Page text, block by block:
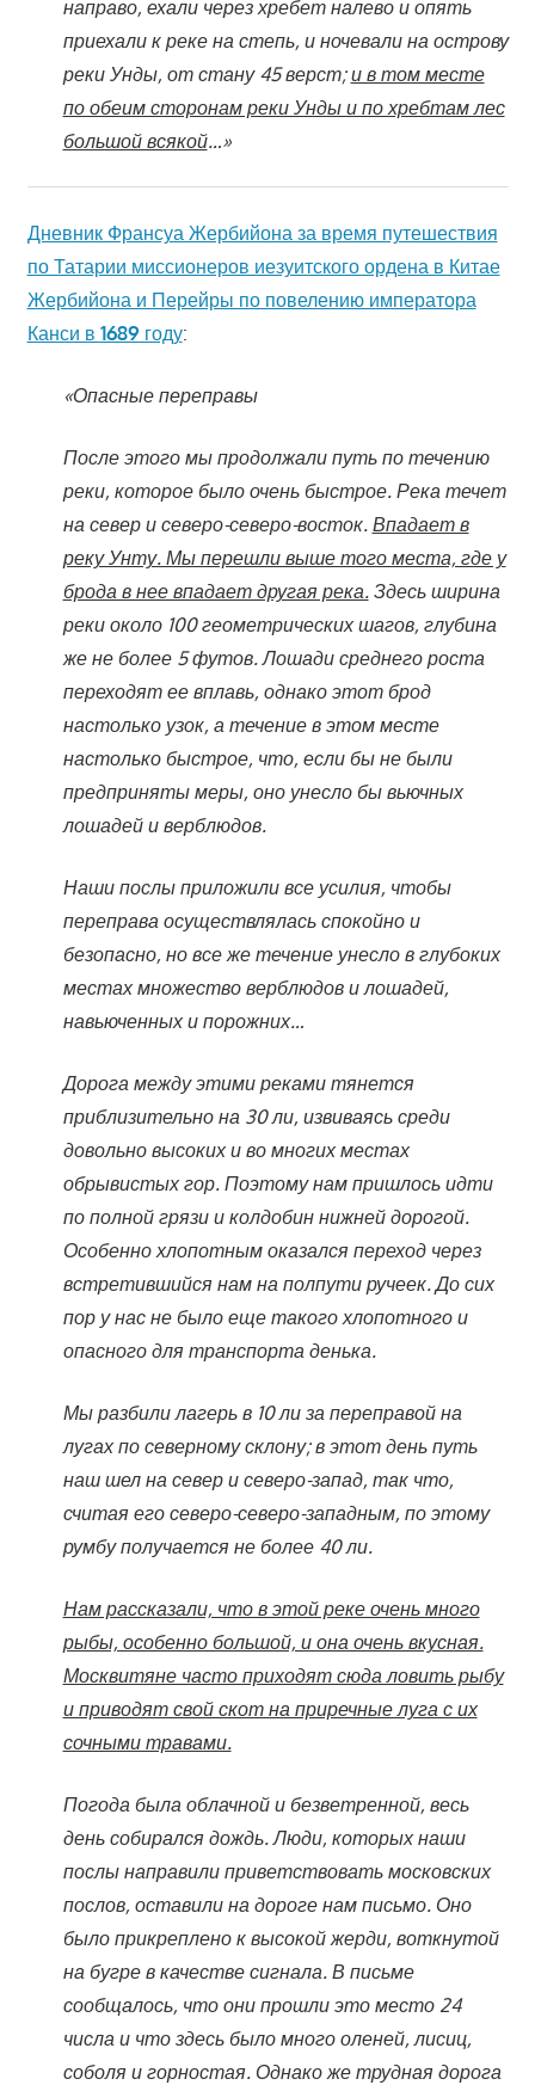
направо, ехали через хребет налево и опять
приехали к реке на степь, и ночевали на острову
реки Унды, от стану 45 верст;и в том месте
по обеим сторонам реки Унды и по хребтам лес
большой всякой…»
Дневник Франсуа Жербийона за время путешествия
по Татарии миссионеров иезуитского ордена в Китае
Жербийона и Перейры по повелению императора
Канси в 1689 году:
«Опасные переправы
После этого мы продолжали путь по течению
реки, которое было очень быстрое. Река течет
на север и северо-северо-восток. Впадает в
реку Унту. Мы перешли выше того места, где у
брода в нее впадает другая река.Здесь ширина
реки около 100 геометрических шагов, глубина
же не более 5 футов. Лошади среднего роста
переходят ее вплавь, однако этот брод
настолько узок, а течение в этом месте
настолько быстрое, что, если бы не были
предприняты меры, оно унесло бы вьючных
лошадей и верблюдов.
Наши послы приложили все усилия, чтобы
переправа осуществлялась спокойно и
безопасно, но все же течение унесло в глубоких
местах множество верблюдов и лошадей,
навьюченных и порожних…
Дорога между этими реками тянется
приблизительно на 30 ли, извиваясь среди
довольно высоких и во многих местах
обрывистых гор. Поэтому нам пришлось идти
по полной грязи и колдобин нижней дорогой.
Особенно хлопотным оказался переход через
встретившийся нам на полпути ручеек. До сих
пор у нас не было еще такого хлопотного и
опасного для транспорта денька.
Мы разбили лагерь в 10 ли за переправой на
лугах по северному склону; в этот день путь
наш шел на север и северо-запад, так что,
считая его северо-северо-западным, по этому
румбу получается не более 40 ли.
Нам рассказали, что в этой реке очень много
рыбы, особенно большой, и она очень вкусная.
Москвитяне часто приходят сюда ловить рыбу
и приводят свой скот на приречные луга с их
сочными травами.
Погода была облачной и безветренной, весь
день собирался дождь. Люди, которых наши
послы направили приветствовать московских
послов, оставили на дороге нам письмо. Оно
было прикреплено к высокой жерди, воткнутой
на бугре в качестве сигнала. В письме
сообщалось, что они прошли это место 24
числа и что здесь было много оленей, лисиц,
соболя и горностая. Однако же трудная дорога